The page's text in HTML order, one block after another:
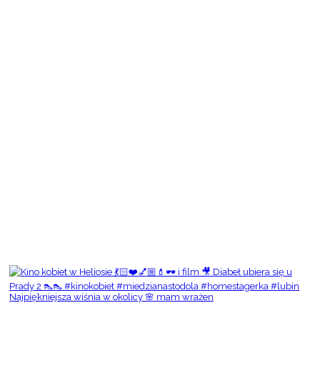
Najpiękniejsza wiśnia w okolicy 🌸 mam wrażen